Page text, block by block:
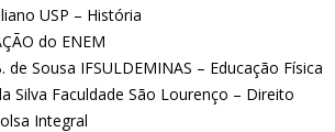
USP – História
do ENEM
de Sousa IFSULDEMINAS – Educação Física
Silva Faculdade São Lourenço – Direito
Integral